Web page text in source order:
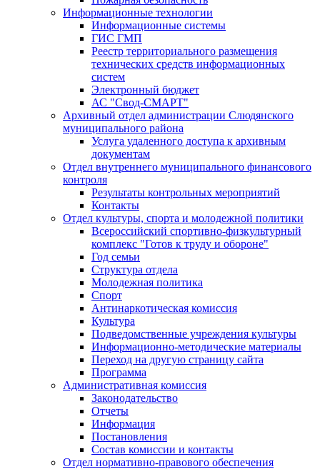
Информационные технологии
Информационные системы
ГИС ГМП
Реестр территориального размещения
технических средств информационных
систем
Электронный бюджет
АС "Свод-СМАРТ"
Архивный отдел администрации Слюдянского
муниципального района
Услуга удаленного доступа к архивным
документам
Отдел внутреннего муниципального финансового
контроля
Результаты контрольных мероприятий
Контакты
Отдел культуры, спорта и молодежной политики
Всероссийский спортивно-физкультурный
комплекс "Готов к труду и обороне"
Год семьи
Структура отдела
Молодежная политика
Спорт
Антинаркотическая комиссия
Культура
Подведомственные учреждения культуры
Информационно-методические материалы
Переход на другую страницу сайта
Программа
Административная комиссия
Законодательство
Отчеты
Информация
Постановления
Состав комиссии и контакты
Отдел нормативно-правового обеспечения